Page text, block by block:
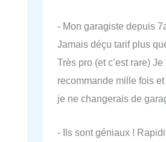
- Mon garagiste depuis
Jamais déçu tarif plus
Très pro (et c’est rare) Je
recommande mille fois
je ne changerais de
- Ils sont géniaux !